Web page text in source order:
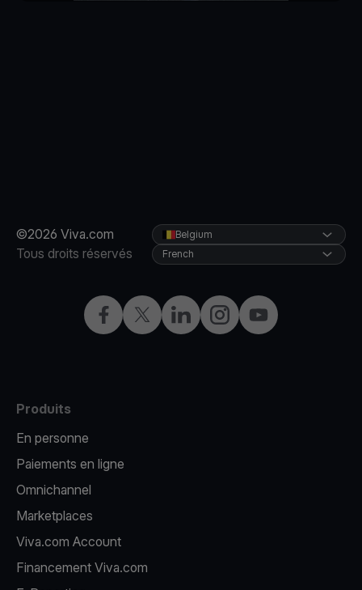
©2026 Viva.com
Tous droits réservés
Facebook
X LinkedInInstagramYouTube
Belgium
French
Produits
En personne
Paiements en ligne
Omnichannel
Marketplaces
Viva.com Account
Financement Viva.com